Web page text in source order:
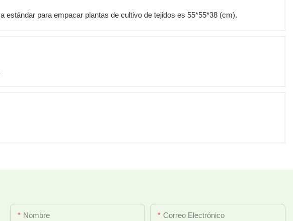
estándar para empacar plantas de cultivo de tejidos es 55*55*38 (cm).
Nombre Correo Electrónico